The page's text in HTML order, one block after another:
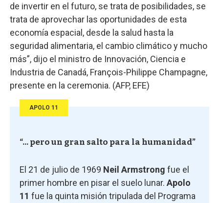
de invertir en el futuro, se trata de posibilidades, se
trata de aprovechar las oportunidades de esta
economía espacial, desde la salud hasta la
seguridad alimentaria, el cambio climático y mucho
más”, dijo el ministro de Innovación, Ciencia e
Industria de Canadá, François-Philippe Champagne,
presente en la ceremonia. (AFP, EFE)
APOLO 11
“... pero un gran salto para la humanidad”
El 21 de julio de 1969 Neil Armstrong fue el
primer hombre en pisar el suelo lunar. Apolo
11 fue la quinta misión tripulada del Programa